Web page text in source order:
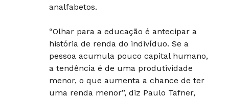
analfabetos.
“Olhar para a educação é antecipar a
história de renda do indivíduo. Se a
pessoa acumula pouco capital humano,
a tendência é de uma produtividade
menor, o que aumenta a chance de ter
uma renda menor”, diz Paulo Tafner,